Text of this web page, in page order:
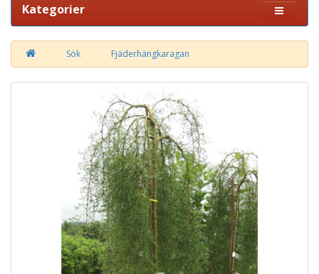
Kategorier
Sök Fjäderhängkaragan